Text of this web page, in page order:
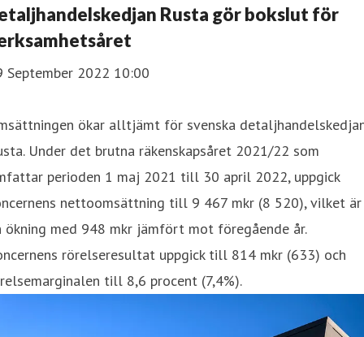
Rusta gör bokslut för
September 2022 10:00
ökar alltjämt för svenska
Under det brutna räkenskapsåret 2021/22 som
perioden 1 maj 2021 till 30 april 2022, uppgick
nettoomsättning till 9 467 mkr (8 520), vilket är
ökning med 948 mkr jämfört mot föregående år.
rörelseresultat uppgick till 814 mkr (633) och
till 8,6 procent (7,4%).